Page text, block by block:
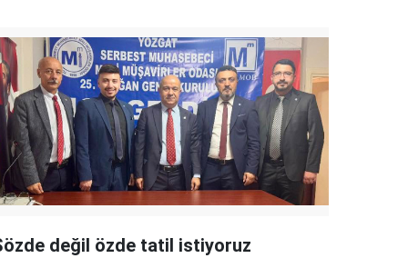
değil özde tatil istiyoruz